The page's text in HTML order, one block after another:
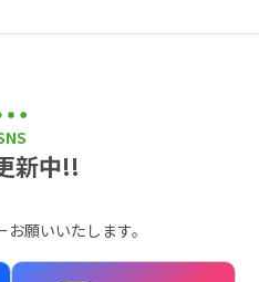
新中!!
願いいたします。